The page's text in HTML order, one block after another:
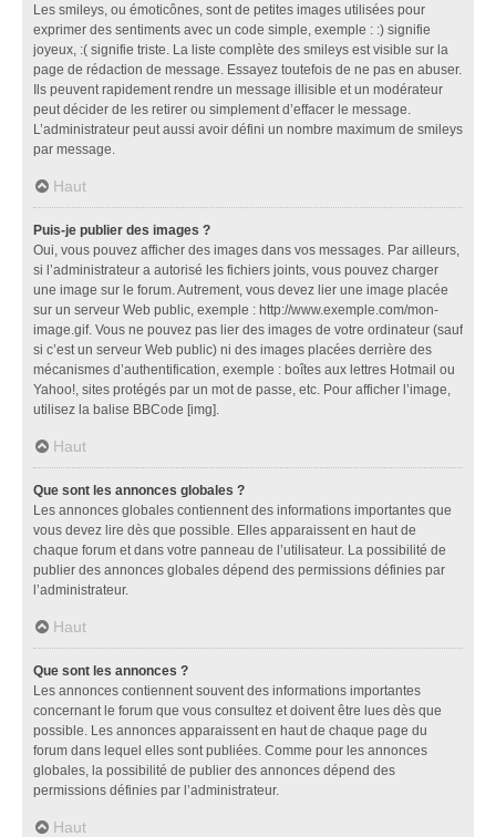
Les smileys, ou émoticônes, sont de petites images utilisées pour
exprimer des sentiments avec un code simple, exemple : :) signifie
joyeux, :( signifie triste. La liste complète des smileys est visible sur la
page de rédaction de message. Essayez toutefois de ne pas en abuser.
Ils peuvent rapidement rendre un message illisible et un modérateur
peut décider de les retirer ou simplement d’effacer le message.
L’administrateur peut aussi avoir défini un nombre maximum de smileys
par message.
Haut
Puis-je publier des images ?
Oui, vous pouvez afficher des images dans vos messages. Par ailleurs,
si l’administrateur a autorisé les fichiers joints, vous pouvez charger
une image sur le forum. Autrement, vous devez lier une image placée
sur un serveur Web public, exemple : http://www.exemple.com/mon-
image.gif. Vous ne pouvez pas lier des images de votre ordinateur (sauf
si c’est un serveur Web public) ni des images placées derrière des
mécanismes d’authentification, exemple : boîtes aux lettres Hotmail ou
Yahoo!, sites protégés par un mot de passe, etc. Pour afficher l’image,
utilisez la balise BBCode [img].
Haut
Que sont les annonces globales ?
Les annonces globales contiennent des informations importantes que
vous devez lire dès que possible. Elles apparaissent en haut de
chaque forum et dans votre panneau de l’utilisateur. La possibilité de
publier des annonces globales dépend des permissions définies par
l’administrateur.
Haut
Que sont les annonces ?
Les annonces contiennent souvent des informations importantes
concernant le forum que vous consultez et doivent être lues dès que
possible. Les annonces apparaissent en haut de chaque page du
forum dans lequel elles sont publiées. Comme pour les annonces
globales, la possibilité de publier des annonces dépend des
permissions définies par l’administrateur.
Haut